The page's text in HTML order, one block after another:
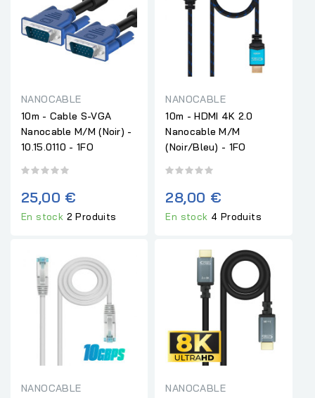
NANOCABLE
10m - Cable S-VGA
Nanocable M/M (Noir) -
10.15.0110 - 1FO
25,00 €
En stock 2 Produits
NANOCABLE
10m - HDMI 4K 2.0
Nanocable M/M
(Noir/Bleu) - 1FO
28,00 €
En stock 4 Produits
NANOCABLE
NANOCABLE